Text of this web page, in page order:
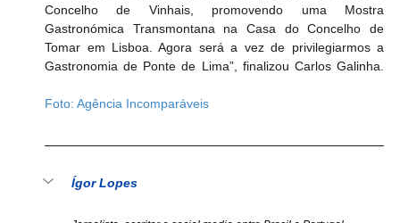
Concelho de Vinhais, promovendo uma Mostra
Gastronómica Transmontana na Casa do Concelho de
Tomar em Lisboa. Agora será a vez de privilegiarmos a
Foto: Agência Incomparáveis
Ígor Lopes